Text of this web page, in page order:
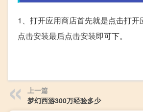
1、打开应用商店首先就是点击打开
点击安装最后点击安装即可下。
上一篇
梦幻西游300万经验多少